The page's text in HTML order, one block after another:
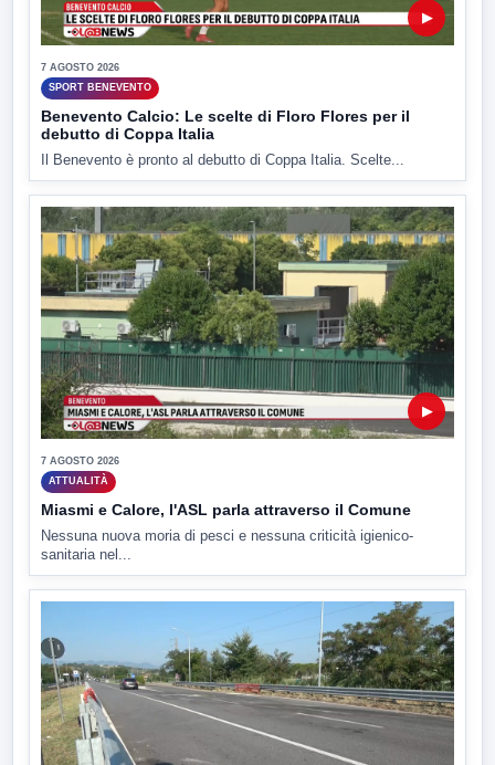
▶
7 AGOSTO 2026
SPORT BENEVENTO
Benevento Calcio: Le scelte di Floro Flores per il
debutto di Coppa Italia
Il Benevento è pronto al debutto di Coppa Italia. Scelte...
▶
7 AGOSTO 2026
ATTUALITÀ
Miasmi e Calore, l'ASL parla attraverso il Comune
Nessuna nuova moria di pesci e nessuna criticità igienico-
sanitaria nel...